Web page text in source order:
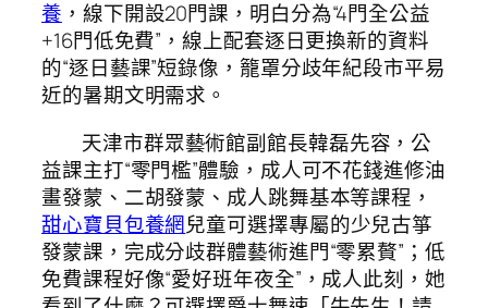
養 ，線下開設20門課，明白分為“4門全公益
+16門低免費”，線上配套逐日更換新的資料
的“逐日藝課”短錄像，籠罩分歧年紀段市平易
近的暑期文明需求。
天津市群眾藝術館副館長韓磊先容，公
益課主打“零門檻”體驗，成人可不花錢進修油
畫發蒙、二胡發蒙、成人跳舞基本等課程，
甜心寶貝包養網兒童可選擇專屬的少兒古箏
發蒙課，完成分歧群體藝術進門“零累贅”；低
免費課程好像“愛好班年夜全”，成人此刻，她